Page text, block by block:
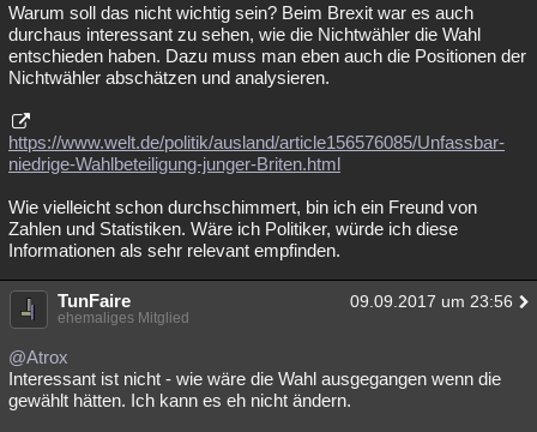
Musik Clash Verbesserungen Allmystery English
Übersichten
Besucht Teilgenommen Alle Neue
Lesenswert Schlüsselwörter
Warum soll das nicht wichtig sein? Beim Brexit war es auch
durchaus interessant zu sehen, wie die Nichtwähler die Wahl
entschieden haben. Dazu muss man eben auch die Positionen der
Nichtwähler abschätzen und analysieren.
https://www.welt.de/politik/ausland/article156576085/Unfassbar-
niedrige-Wahlbeteiligung-junger-Briten.html
Wie vielleicht schon durchschimmert, bin ich ein Freund von
Zahlen und Statistiken. Wäre ich Politiker, würde ich diese
Informationen als sehr relevant empfinden.
TunFaire 09.09.2017 um 23:56
ehemaliges Mitglied
@Atrox
Interessant ist nicht - wie wäre die Wahl ausgegangen wenn die
gewählt hätten. Ich kann es eh nicht ändern.